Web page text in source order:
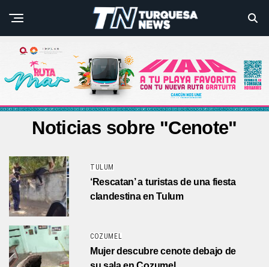
Noticias sobre "Cenote"
TULUM
‘Rescatan’ a turistas de una fiesta
clandestina en Tulum
COZUMEL
Mujer descubre cenote debajo de